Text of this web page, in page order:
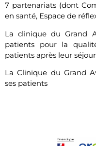
7 partenariats (dont
en santé, Espace de
La clinique du Grand
patients pour la
patients après leur
La Clinique du Grand
ses patients